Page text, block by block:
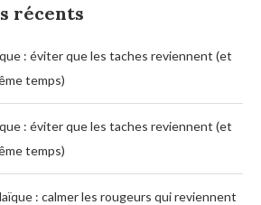
récents
: éviter que les taches reviennent (et
temps)
: éviter que les taches reviennent (et
temps)
: calmer les rougeurs qui reviennent